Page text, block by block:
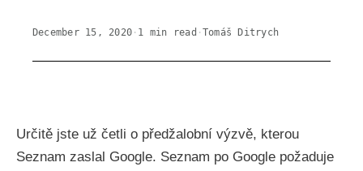
December 15, 2020 · 1 min read ·Tomáš Ditrych
Určitě jste už četli o předžalobní výzvě, kterou
Seznam zaslal Google. Seznam po Google požaduje